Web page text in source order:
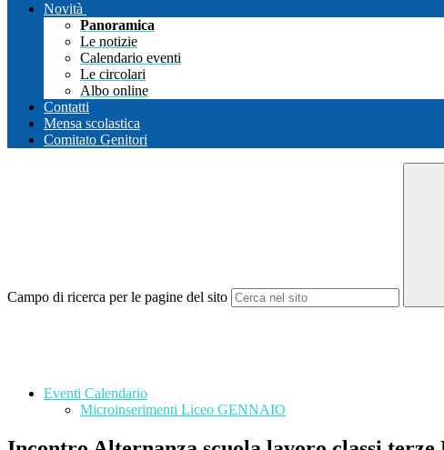
Novità
Panoramica
Le notizie
Calendario eventi
Le circolari
Albo online
Contatti
Mensa scolastica
Comitato Genitori
Campo di ricerca per le pagine del sito
Eventi Calendario
Microinserimenti Liceo GENNAIO